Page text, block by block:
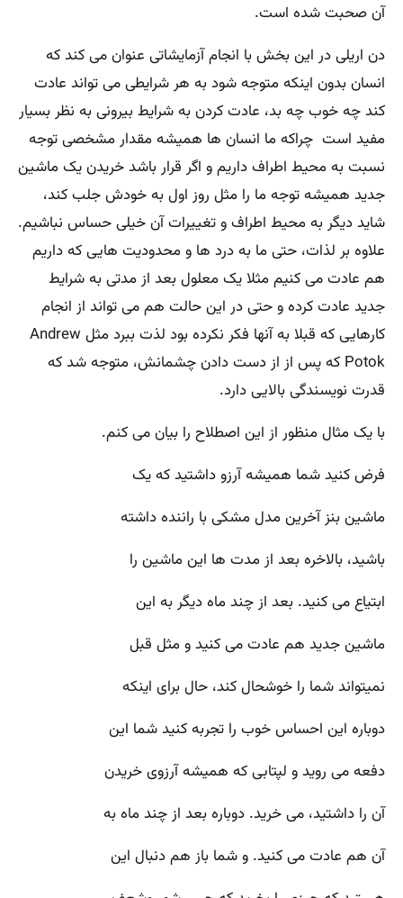
آن صحبت شده است.
دن اریلی در این بخش با انجام آزمایشاتی عنوان می کند که
انسان بدون اینکه متوجه شود به هر شرایطی می تواند عادت
کند چه خوب چه بد، عادت کردن به شرایط بیرونی به نظر بسیار
مفید است چراکه ما انسان ها همیشه مقدار مشخصی توجه
نسبت به محیط اطراف داریم و اگر قرار باشد خریدن یک ماشین
جدید همیشه توجه ما را مثل روز اول به خودش جلب کند،
شاید دیگر به محیط اطراف و تغییرات آن خیلی حساس نباشیم.
علاوه بر لذات، حتی ما به درد ها و محدودیت هایی که داریم
هم عادت می کنیم مثلا یک معلول بعد از مدتی به شرایط
جدید عادت کرده و حتی در این حالت هم می تواند از انجام
کارهایی که قبلا به آنها فکر نکرده بود لذت ببرد مثل Andrew
Potok که پس از از دست دادن چشمانش، متوجه شد که
قدرت نویسندگی بالایی دارد.
با یک مثال منظور از این اصطلاح را بیان می کنم.
فرض کنید شما همیشه آرزو داشتید که یک
ماشین بنز آخرین مدل مشکی با راننده داشته
باشید، بالاخره بعد از مدت ها این ماشین را
ابتیاع می کنید. بعد از چند ماه دیگر به این
ماشین جدید هم عادت می کنید و مثل قبل
نمیتواند شما را خوشحال کند، حال برای اینکه
دوباره این احساس خوب را تجربه کنید شما این
دفعه می روید و لپتابی که همیشه آرزوی خریدن
آن را داشتید، می خرید. دوباره بعد از چند ماه به
آن هم عادت می کنید. و شما باز هم دنبال این